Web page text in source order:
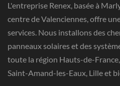
L'entreprise Renex, basée à
centre de Valenciennes, offre
services. Nous installons des
panneaux solaires et des
toute la région Hauts-de-
Saint-Amand-les-Eaux, Lille et